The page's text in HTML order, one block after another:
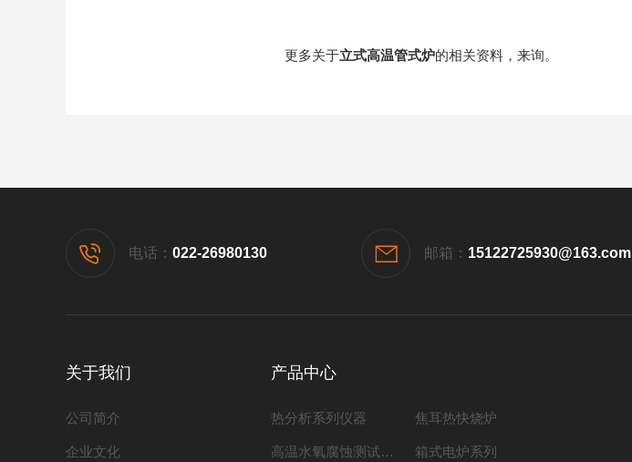
更多关于立式高温管式炉的相关资料，来询。
电话： 022-26980130 邮箱： 15122725930@163.com
关于我们
公司简介
企业文化
产品中心
热分析系列仪器 焦耳热快烧炉
高温水氧腐蚀测试系列 箱式电炉系列